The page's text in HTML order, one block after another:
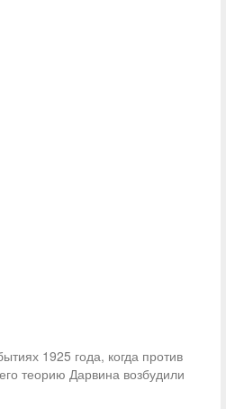
1925 года, когда против
теорию Дарвина возбудили